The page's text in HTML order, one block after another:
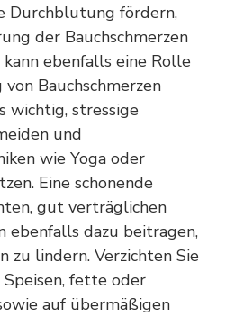
Durchblutung fördern,
der Bauchschmerzen
ebenfalls eine Rolle
Bauchschmerzen
wichtig, stressige
und
wie Yoga oder
Eine schonende
gut verträglichen
ebenfalls dazu beitragen,
zu lindern. Verzichten Sie
fette oder
auf übermäßigen